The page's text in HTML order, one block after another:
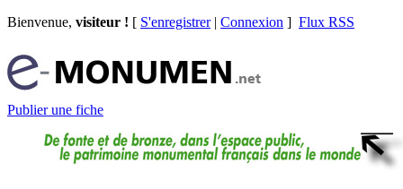
Bienvenue, visiteur ! [ S'enregistrer| Connexion ] Flux RSS
Publier une fiche